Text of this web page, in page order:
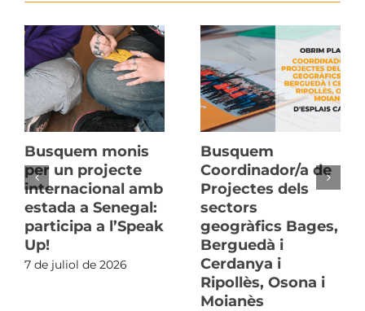
Busquem monis
per un projecte
internacional amb
estada a Senegal:
participa a l’Speak
Up!
7 de juliol de 2026
Busquem
Coordinador/a de
Projectes dels
sectors
geogràfics Bages,
Berguedà i
Cerdanya i
Ripollès, Osona i
Moianès